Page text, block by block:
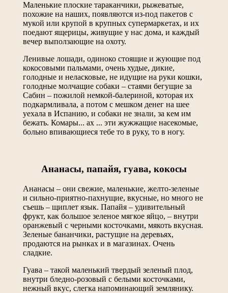
Маленькие плоские тараканчики, рыжеватые,
похожие на наших, появляются из-под пакетов с
мукой или крупой в крупных супермаркетах, и их
поедают ящерицы, живущие у нас дома, и каждый
вечер выползающие на охоту.
Ленивые лошади, одиноко стоящие и жующие под
кокосовыми пальмами, очень худые, дикие,
голодные и неласковые, не идущие на руки кошки,
голодные молчащие собаки – стаями бегущие за
Сабин – пожилой немкой-балериной, которая их
подкармливала, а потом с мешком денег на шее
уехала в Испанию, и собаки не знали, за кем им
бежать. Комары... ах ... эти жужжащие насекомые,
больно впивающиеся тебе то в руку, то в ногу.
Ананасы, папайя, гуава, кокосы
Ананасы – они свежие, маленькие, желто-зеленые
и сильно-приятно-пахнущие, вкусные, но много не
съешь – щиплет язык. Папайя – удивительный
фрукт, как большое зеленое мягкое яйцо, – внутри
оранжевый с черными косточками, мякоть вкусная.
Зеленые бананчики, растущие на деревьях,
продаются на рынках и в магазинах. Очень
сладкие.
Гуава – такой маленький твердый зеленый плод,
внутри бледно-розовый с белыми косточками,
нежный вкус, слегка напоминающий землянику.